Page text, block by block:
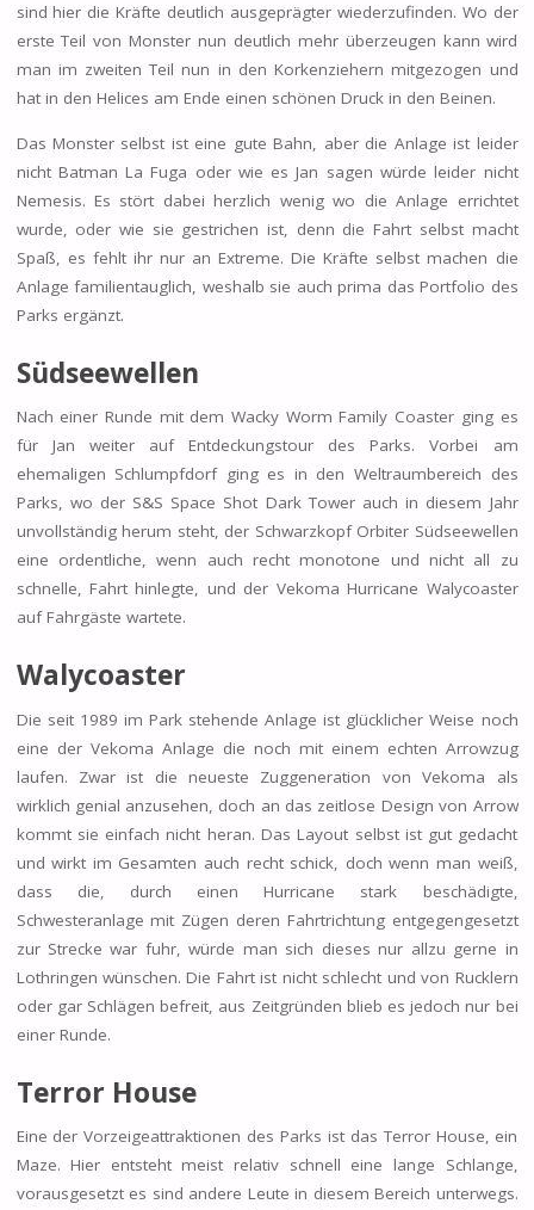
sind hier die Kräfte deutlich ausgeprägter wiederzufinden. Wo der
erste Teil von Monster nun deutlich mehr überzeugen kann wird
man im zweiten Teil nun in den Korkenziehern mitgezogen und
hat in den Helices am Ende einen schönen Druck in den Beinen.
Das Monster selbst ist eine gute Bahn, aber die Anlage ist leider
nicht Batman La Fuga oder wie es Jan sagen würde leider nicht
Nemesis. Es stört dabei herzlich wenig wo die Anlage errichtet
wurde, oder wie sie gestrichen ist, denn die Fahrt selbst macht
Spaß, es fehlt ihr nur an Extreme. Die Kräfte selbst machen die
Anlage familientauglich, weshalb sie auch prima das Portfolio des
Parks ergänzt.
Südseewellen
Nach einer Runde mit dem Wacky Worm Family Coaster ging es
für Jan weiter auf Entdeckungstour des Parks. Vorbei am
ehemaligen Schlumpfdorf ging es in den Weltraumbereich des
Parks, wo der S&S Space Shot Dark Tower auch in diesem Jahr
unvollständig herum steht, der Schwarzkopf Orbiter Südseewellen
eine ordentliche, wenn auch recht monotone und nicht all zu
schnelle, Fahrt hinlegte, und der Vekoma Hurricane Walycoaster
auf Fahrgäste wartete.
Walycoaster
Die seit 1989 im Park stehende Anlage ist glücklicher Weise noch
eine der Vekoma Anlage die noch mit einem echten Arrowzug
laufen. Zwar ist die neueste Zuggeneration von Vekoma als
wirklich genial anzusehen, doch an das zeitlose Design von Arrow
kommt sie einfach nicht heran. Das Layout selbst ist gut gedacht
und wirkt im Gesamten auch recht schick, doch wenn man weiß,
dass die, durch einen Hurricane stark beschädigte,
Schwesteranlage mit Zügen deren Fahrtrichtung entgegengesetzt
zur Strecke war fuhr, würde man sich dieses nur allzu gerne in
Lothringen wünschen. Die Fahrt ist nicht schlecht und von Rucklern
oder gar Schlägen befreit, aus Zeitgründen blieb es jedoch nur bei
einer Runde.
Terror House
Eine der Vorzeigeattraktionen des Parks ist das Terror House, ein
Maze. Hier entsteht meist relativ schnell eine lange Schlange,
vorausgesetzt es sind andere Leute in diesem Bereich unterwegs.